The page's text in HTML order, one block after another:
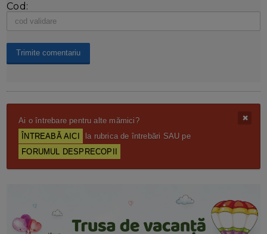
Cod:
Ai o întrebare pentru alte mămici?
ÎNTREABĂ AICI
la rubrica de întrebări SAU pe
FORUMUL DESPRECOPII